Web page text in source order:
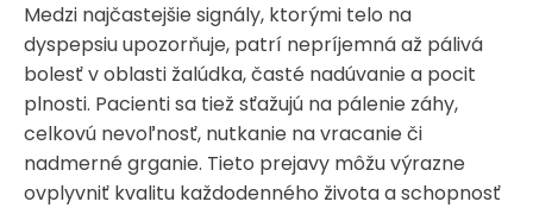
Medzi najčastejšie signály, ktorými telo na
dyspepsiu upozorňuje, patrí nepríjemná až pálivá
bolesť v oblasti žalúdka, časté nadúvanie a pocit
plnosti. Pacienti sa tiež sťažujú na pálenie záhy,
celkovú nevoľnosť, nutkanie na vracanie či
nadmerné grganie. Tieto prejavy môžu výrazne
ovplyvniť kvalitu každodenného života a schopnosť